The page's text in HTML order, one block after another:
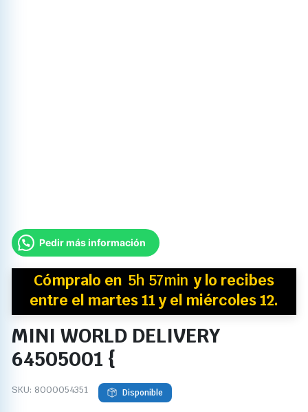
Pedir más información
Cómpralo en 5h 57min y lo recibes
entre el martes 11 y el miércoles 12.
MINI WORLD DELIVERY
64505001 {
SKU: 8000054351 Disponible